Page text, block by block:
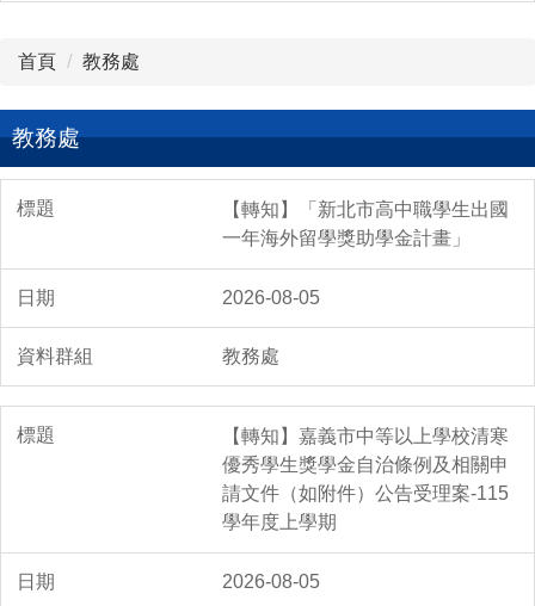
首頁 教務處
教務處
【轉知】「新北市高中職學生出國
一年海外留學獎助學金計畫」
2026-08-05
教務處
【轉知】嘉義市中等以上學校清寒
優秀學生獎學金自治條例及相關申
請文件（如附件）公告受理案-115
學年度上學期
2026-08-05